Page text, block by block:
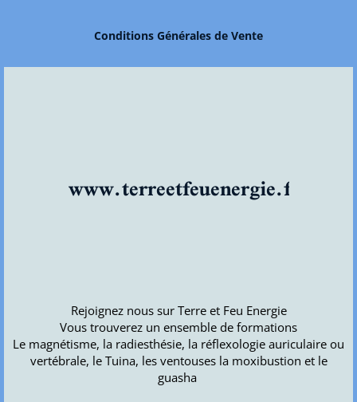
Conditions Générales de Vente
www.terreetfeuenergie.fr
Rejoignez nous sur Terre et Feu Energie
Vous trouverez un ensemble de formations
Le magnétisme, la radiesthésie, la réflexologie auriculaire ou
vertébrale, le Tuina, les ventouses la moxibustion et le
guasha